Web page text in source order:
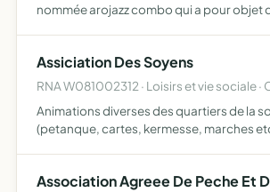
nommée arojazz combo qui a pour objet
animation…
Assiciation Des Soyens
RNA W081002312 · Loisirs et vie sociale
Animations diverses des quartiers de la
(petanque, cartes, kermesse, marches
Association Agreee De Peche Et